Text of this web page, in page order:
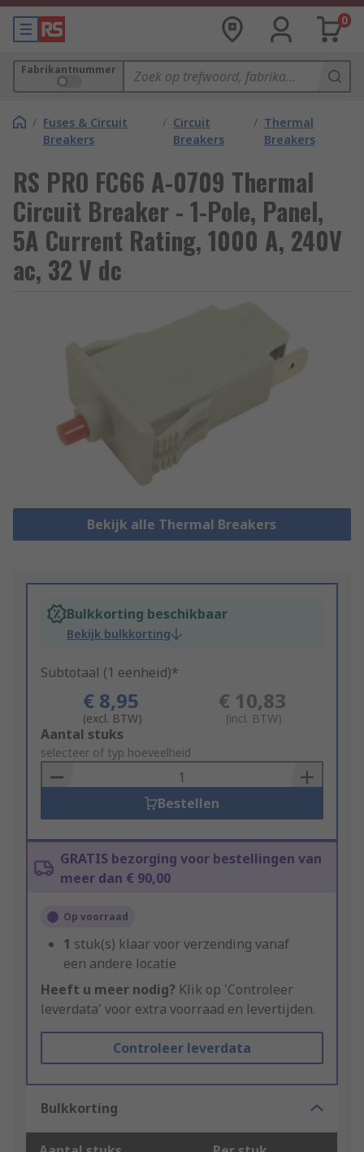
0
Fabrikantnummer
/ Fuses & Circuit
Breakers
/ Circuit
Breakers
/ Thermal
Breakers
RS PRO FC66 A-0709 Thermal
Circuit Breaker - 1-Pole, Panel,
5A Current Rating, 1000 A, 240V
ac, 32 V dc
Bekijk alle Thermal Breakers
Bulkkorting beschikbaar
Bekijk bulkkorting
Subtotaal (1 eenheid)*
€ 8,95
(excl. BTW)
€ 10,83
(incl. BTW)
Add
to
Basket
Aantal stuks
selecteer of typ hoeveelheid
Bestellen
GRATIS bezorging voor bestellingen van
meer dan € 90,00
Op voorraad
1 stuk(s) klaar voor verzending vanaf
een andere locatie
Heeft u meer nodig? Klik op 'Controleer
leverdata' voor extra voorraad en levertijden.
Controleer leverdata
Bulkkorting